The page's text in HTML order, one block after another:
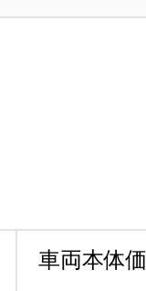
車両本体